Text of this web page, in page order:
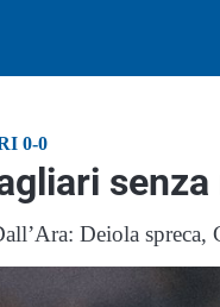
0-0
Deiola spreca,